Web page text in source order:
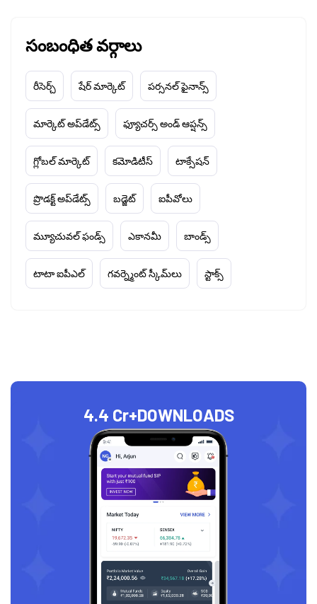
సంబంధిత వర్గాలు
రీసెర్చ్ షేర్ మార్కెట్ పర్సనల్ ఫైనాన్స్
మార్కెట్ అప్‌డేట్స్ ఫ్యూచర్స్ అండ్ ఆప్షన్స్
గ్లోబల్ మార్కెట్ కమోడిటీస్ టాక్సేషన్
ప్రొడక్ట్ అప్‌డేట్స్ బడ్జెట్ ఐపీవోలు
మ్యూచువల్ ఫండ్స్ ఎకానమీ బాండ్స్
టాటా ఐపీఎల్ గవర్న్మెంట్ స్కీమ్‌లు స్టాక్స్
4.4 Cr+DOWNLOADS